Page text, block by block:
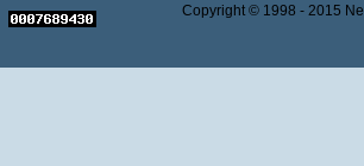
Copyright © 1998 - 2015